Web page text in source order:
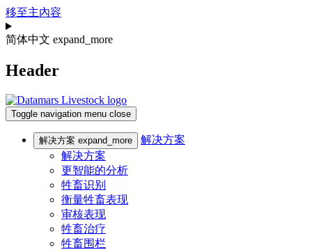
移至主內容
简体中文 expand_more
Header
Toggle navigation menu close
解决方案 expand_more
解决方案
解决方案
更智能的分析
牲畜识别
衡量牲畜表现
审核表现
牲畜治疗
牲畜围栏